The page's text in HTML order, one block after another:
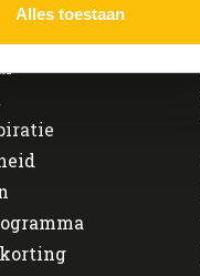
Alles toestaan